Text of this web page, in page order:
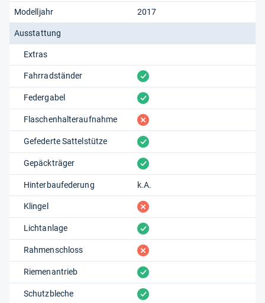
Modelljahr 2017
Ausstattung
Extras
Fahrradständer vorhanden
Federgabel vorhanden
Flaschenhalteraufnahme fehlt
Gefederte Sattelstütze vorhanden
Gepäckträger vorhanden
Hinterbaufederung k.A.
Klingel fehlt
Lichtanlage vorhanden
Rahmenschloss fehlt
Riemenantrieb vorhanden
Schutzbleche vorhanden